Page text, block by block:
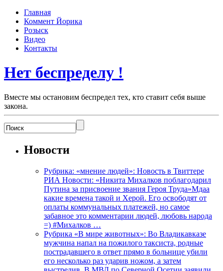
Главная
Коммент Йорика
Розыск
Видео
Контакты
Нет беспределу !
Вместе мы остановим беспредел тех, кто ставит себя выше
закона.
Новости
Рубрика: «мнение людей»: Новость в Твиттере
РИА Новости: «Никита Михалков поблагодарил
Путина за присвоение звания Героя Труда»Мдаа
какие времена такой и Херой. Его освободят от
оплаты коммунальных платежей, но самое
забавное это комментарии людей, любовь народа
=) #Михалков …
Рубрика «В мире животных»: Во Владикавказе
мужчина напал на пожилого таксиста, родные
пострадавшего в ответ прямо в больнице убили
его несколько раз ударив ножом, а затем